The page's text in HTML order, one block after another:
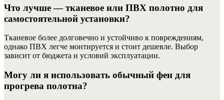
Что лучше — тканевое или ПВХ полотно для
самостоятельной установки?
Тканевое более долговечно и устойчиво к повреждениям,
однако ПВХ легче монтируется и стоит дешевле. Выбор
зависит от бюджета и условий эксплуатации.
Могу ли я использовать обычный фен для
прогрева полотна?